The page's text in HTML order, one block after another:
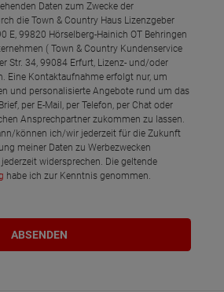
Daten zum Zwecke der
die Town & Country Haus Lizenzgeber
E, 99820 Hörselberg-Hainich OT Behringen
( Town & Country Kundenservice
Str. 34, 99084 Erfurt, Lizenz- und/oder
Eine Kontaktaufnahme erfolgt nur, um
und personalisierte Angebote rund um das
per E-Mail, per Telefon, per Chat oder
Ansprechpartner zukommen zu lassen.
können ich/wir jederzeit für die Zukunft
meiner Daten zu Werbezwecken
widersprechen. Die geltende
habe ich zur Kenntnis genommen.